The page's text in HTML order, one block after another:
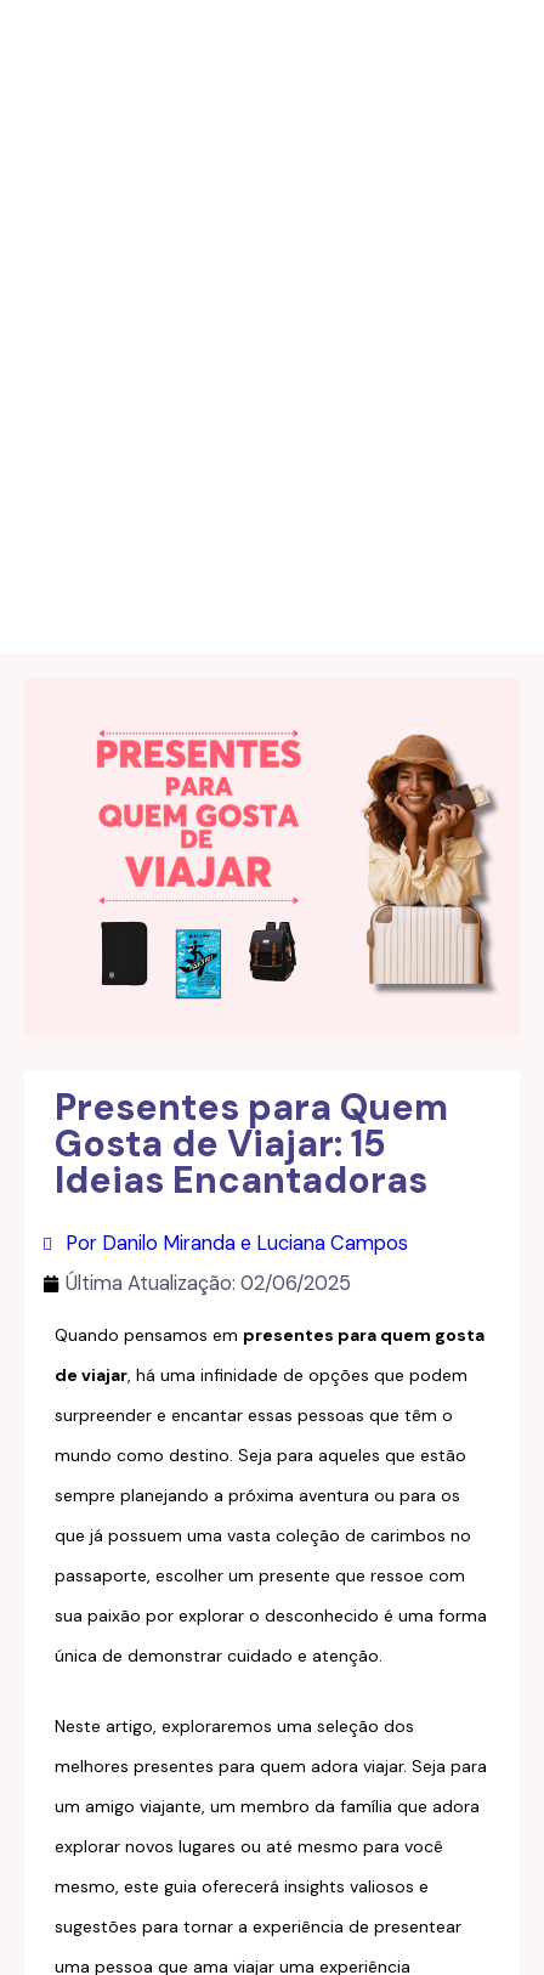
Presentes para Quem
Gosta de Viajar: 15
Ideias Encantadoras
Por Danilo Miranda e Luciana Campos
Última Atualização: 02/06/2025
Quando pensamos em presentes para quem gosta
de viajar, há uma infinidade de opções que podem
surpreender e encantar essas pessoas que têm o
mundo como destino. Seja para aqueles que estão
sempre planejando a próxima aventura ou para os
que já possuem uma vasta coleção de carimbos no
passaporte, escolher um presente que ressoe com
sua paixão por explorar o desconhecido é uma forma
única de demonstrar cuidado e atenção.
Neste artigo, exploraremos uma seleção dos
melhores presentes para quem adora viajar. Seja para
um amigo viajante, um membro da família que adora
explorar novos lugares ou até mesmo para você
mesmo, este guia oferecerá insights valiosos e
sugestões para tornar a experiência de presentear
uma pessoa que ama viajar uma experiência